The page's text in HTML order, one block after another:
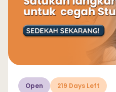
Open 219 Days Left